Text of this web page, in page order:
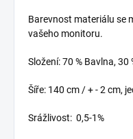
Barevnost materiálu se
vašeho monitoru.
Složení: 70 % Bavlna, 30
Šíře: 140 cm / + - 2 cm,
Srážlivost: 0,5-1%